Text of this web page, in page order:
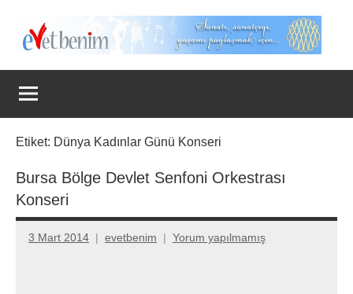
Evet
Benim
Etiket: Dünya Kadınlar Günü Konseri
Bursa Bölge Devlet Senfoni Orkestrası
Konseri
3 Mart 2014 evetbenim Yorum yapılmamış